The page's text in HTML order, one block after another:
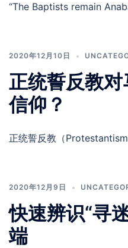
“The Baptists remain
2020年12月10日
正统誓反教
信仰？
正统誓反教（
2020年12月9日
快速辨识“寻
端